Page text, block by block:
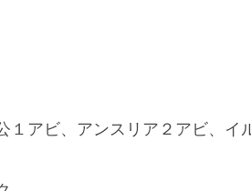
１アビ、アンスリア２アビ、イ